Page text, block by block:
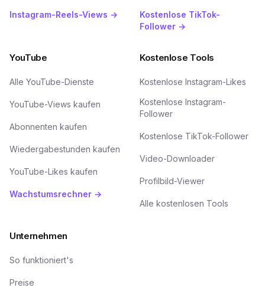
Instagram-Reels-Views →
Kostenlose TikTok-
Follower →
YouTube
Alle YouTube-Dienste
YouTube-Views kaufen
Abonnenten kaufen
Wiedergabestunden kaufen
YouTube-Likes kaufen
Wachstumsrechner →
Kostenlose Tools
Kostenlose Instagram-Likes
Kostenlose Instagram-
Follower
Kostenlose TikTok-Follower
Video-Downloader
Profilbild-Viewer
Alle kostenlosen Tools
Unternehmen
So funktioniert's
Preise